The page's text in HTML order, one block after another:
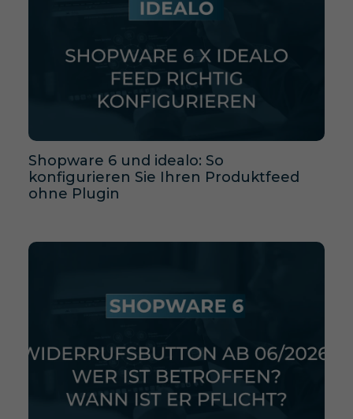
Shopware 6 und idealo: So
konfigurieren Sie Ihren Produktfeed
ohne Plugin